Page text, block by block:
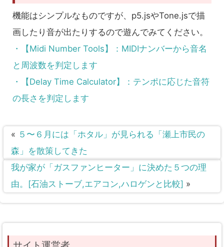
機能はシンプルなものですが、p5.jsやTone.jsで描
画したり音が出たりするので遊んでみてください。
・【Midi Number Tools】：MIDIナンバーから音名
と周波数を判定します
・【Delay Time Calculator】：テンポに応じた音符
の長さを判定します
« ５〜６月には「ホタル」が見られる「瀬上市民の
森」を散策してきた
我が家が「ガスファンヒーター」に決めた５つの理
由。[石油ストーブ,エアコン,ハロゲンと比較] »